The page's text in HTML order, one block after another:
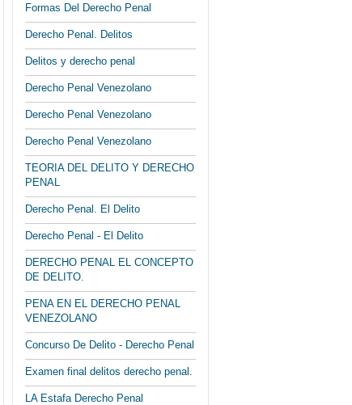
Formas Del Derecho Penal
Derecho Penal. Delitos
Delitos y derecho penal
Derecho Penal Venezolano
Derecho Penal Venezolano
Derecho Penal Venezolano
TEORIA DEL DELITO Y DERECHO
PENAL
Derecho Penal. El Delito
Derecho Penal - El Delito
DERECHO PENAL EL CONCEPTO
DE DELITO.
PENA EN EL DERECHO PENAL
VENEZOLANO
Concurso De Delito - Derecho Penal
Examen final delitos derecho penal.
LA Estafa Derecho Penal